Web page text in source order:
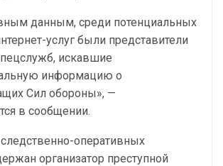
данным, среди потенциальных
услуг были представители
искавшие
информацию о
Сил обороны», —
в сообщении.
следственно-оперативных
организатор преступной